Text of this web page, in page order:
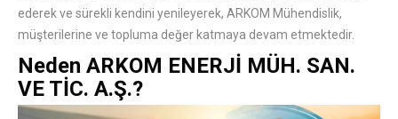
ederek ve sürekli kendini yenileyerek, ARKOM Mühendislik,
müşterilerine ve topluma değer katmaya devam etmektedir.
Neden ARKOM ENERJİ MÜH. SAN.
VE TİC. A.Ş.?